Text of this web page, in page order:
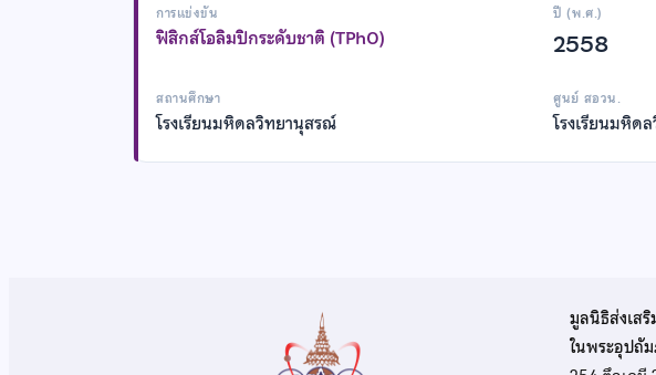
การแข่งขัน
ฟิสิกส์โอลิมปิกระดับชาติ (TPhO)
ปี (พ.ศ.)
2558
สถานศึกษา
โรงเรียนมหิดลวิทยานุสรณ์
ศูนย์ สอวน.
โรงเรียนมหิด
มูลนิธิส่งเส
ในพระอุปถั